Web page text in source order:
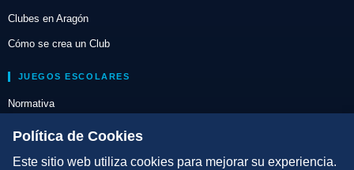
Clubes en Aragón
Cómo se crea un Club
JUEGOS ESCOLARES
Normativa
Escuelas de Triatlón
DIRECCIÓN TÉCNICA
Política de Cookies
Este sitio web utiliza cookies para mejorar su experiencia.